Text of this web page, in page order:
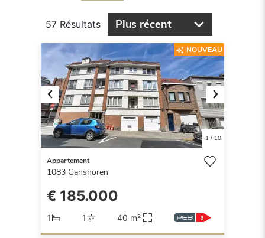
57 Résultats Plus récent
Previous Next
1/ 10
NOUVEAU
Appartement
1083 Ganshoren
€ 185.000
1 1 40 m²